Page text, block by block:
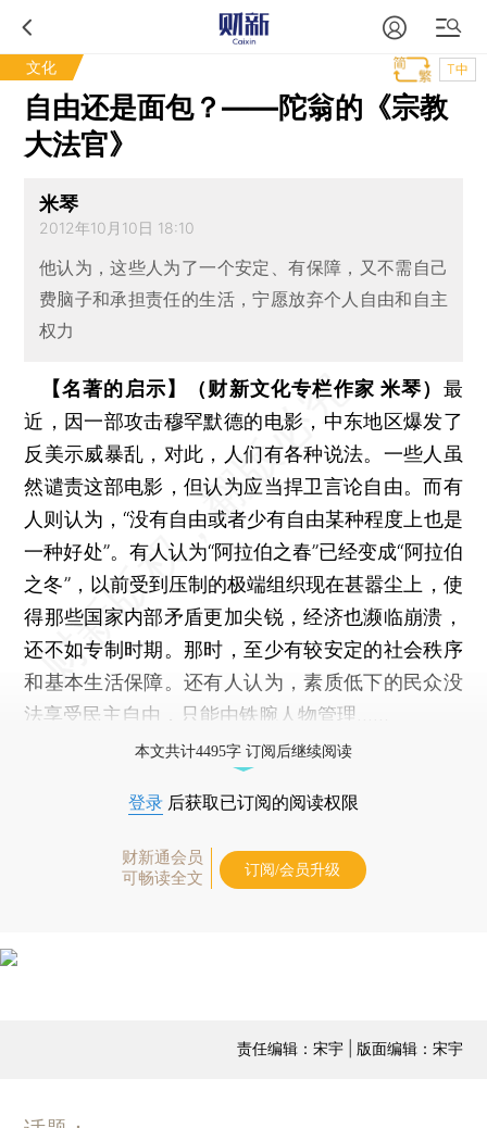
文化 T中
自由还是面包？——陀翁的《宗教
大法官》
米琴
2012年10月10日 18:10
他认为，这些人为了一个安定、有保障，又不需自己
费脑子和承担责任的生活，宁愿放弃个人自由和自主
权力
【名著的启示】（财新文化专栏作家 米琴） 最
近，因一部攻击穆罕默德的电影，中东地区爆发了
反美示威暴乱，对此，人们有各种说法。一些人虽
然谴责这部电影，但认为应当捍卫言论自由。而有
人则认为，“没有自由或者少有自由某种程度上也是
一种好处”。有人认为“阿拉伯之春”已经变成“阿拉伯
之冬”，以前受到压制的极端组织现在甚嚣尘上，使
得那些国家内部矛盾更加尖锐，经济也濒临崩溃，
还不如专制时期。那时，至少有较安定的社会秩序
和基本生活保障。还有人认为，素质低下的民众没
法享受民主自由，只能由铁腕人物管理……
本文共计4495字 订阅后继续阅读
登录 后获取已订阅的阅读权限
财新通会员
可畅读全文
订阅/会员升级
责任编辑：宋宇 | 版面编辑：宋宇